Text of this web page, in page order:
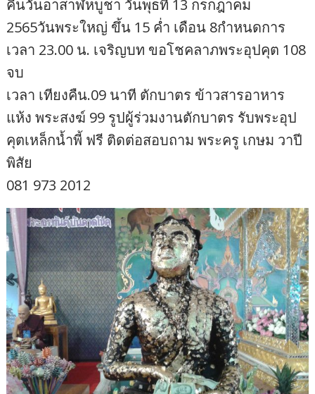
คืนวันอาสาฬหบูชา วันพุธที่ 13 กรกฎาคม
2565วันพระใหญ่ ขึ้น 15 ค่ำ เดือน 8กำหนดการ
เวลา 23.00 น. เจริญบท ขอโชคลาภพระอุปคุต 108
จบ
เวลา เทียงคืน.09 นาที ตักบาตร ข้าวสารอาหาร
แห้ง พระสงฆ์ 99 รูปผู้ร่วมงานตักบาตร รับพระอุป
คุตเหล็กน้ำพี้ ฟรี ติดต่อสอบถาม พระครู เกษม วาปี
พิสัย
081 973 2012